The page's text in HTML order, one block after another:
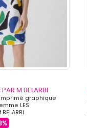
M.BELARBI
graphique
LES